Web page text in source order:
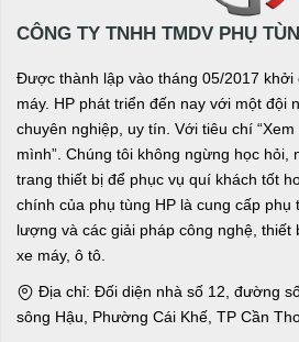
CÔNG TY TNHH TMDV PHỤ
Được thành lập vào tháng 05/2017 khởi
máy. HP phát triển đến nay với một đội
chuyên nghiệp, uy tín. Với tiêu chí
mình”. Chúng tôi không ngừng học hỏi,
trang thiết bị để phục vụ quí khách tốt
chính của phụ tùng HP là cung cấp phụ
lượng và các giải pháp công nghệ,
xe máy, ô tô.
Địa chỉ: Đối diện nhà số 12, đường
sông Hậu, Phường Cái Khế, TP Cần